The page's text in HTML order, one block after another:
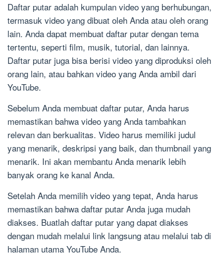
Daftar putar adalah kumpulan video yang berhubungan,
termasuk video yang dibuat oleh Anda atau oleh orang
lain. Anda dapat membuat daftar putar dengan tema
tertentu, seperti film, musik, tutorial, dan lainnya.
Daftar putar juga bisa berisi video yang diproduksi oleh
orang lain, atau bahkan video yang Anda ambil dari
YouTube.
Sebelum Anda membuat daftar putar, Anda harus
memastikan bahwa video yang Anda tambahkan
relevan dan berkualitas. Video harus memiliki judul
yang menarik, deskripsi yang baik, dan thumbnail yang
menarik. Ini akan membantu Anda menarik lebih
banyak orang ke kanal Anda.
Setelah Anda memilih video yang tepat, Anda harus
memastikan bahwa daftar putar Anda juga mudah
diakses. Buatlah daftar putar yang dapat diakses
dengan mudah melalui link langsung atau melalui tab di
halaman utama YouTube Anda.